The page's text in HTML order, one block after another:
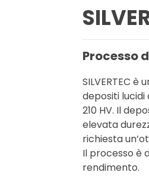
Processo
SILVERTEC
depositi lucidi
210 HV. Il
elevata
richiesta
Il processo è
rendimento.